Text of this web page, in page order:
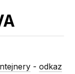
-odkaz